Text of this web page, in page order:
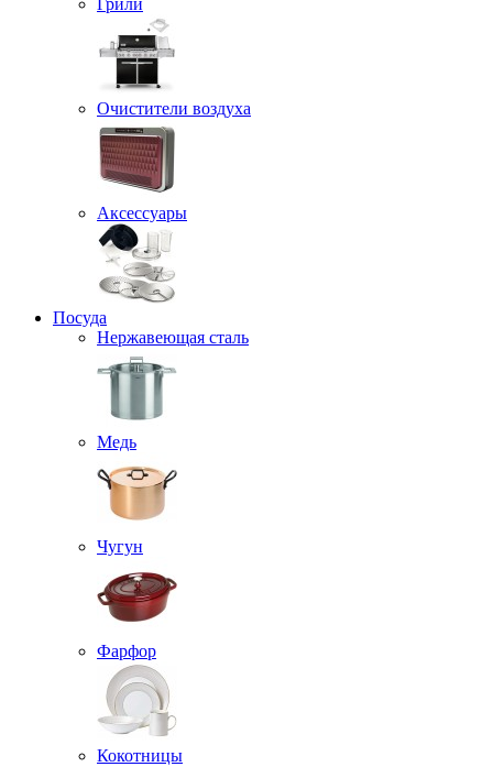
Очистители воздуха
Аксессуары
Посуда
Нержавеющая сталь
Медь
Чугун
Фарфор
Кокотницы